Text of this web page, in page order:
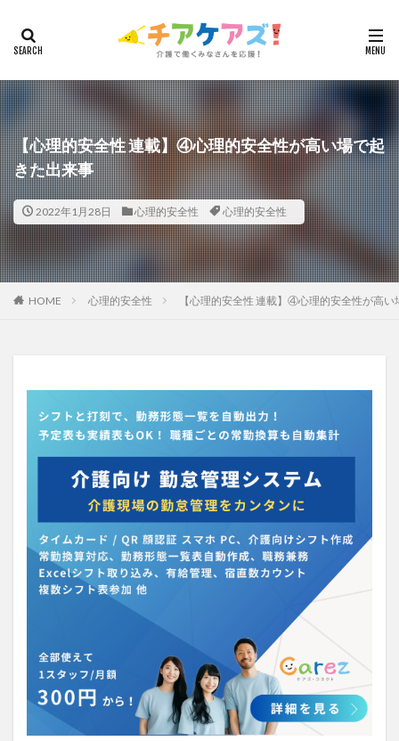
【心理的安全性 連載】④心理的安全性が高い場で起
きた出来事
2022年1月28日 心理的安全性 心理的安全性
HOME 心理的安全性 【心理的安全性 連載】④心理的安全性が高
タグ
7つの習慣 山下興一郎 執筆 堺市
夏
夜勤
大島直彰 大規模法人
天野尊明
安藤俊介
安藤優子 室内レク
導入事例
就労継続支援B型
展示会 山口一郎
在宅
常勤換算
心の知能指数
心理的安全性
心理的安全性診断
志賀弘幸 恩蔵絢子
愛知県
感情労働
感染症対策 戸田恵梨香
手洗い
介護手荒れ
介護施設 介護現場
介護福祉士
介護福祉士国家試験
介護職員等ベースアップ等支援加算
介護記録
企業理念
回想法
住宅型有料老人ホーム
働き続けたい介護現場
優しさ
処遇改善加算 助成金
勤務形態一覧
勤務表
勤怠管理 千の風・河内
厚生労働省
吉田貴宏
名古屋市緑区
和泉市
結の樹 天白
聖ヨゼフ寮
職場環境の変革
肌荒れ
自己肯定感
芳賀沙織
茨城県大子町
行動心理学
補助金
見守り